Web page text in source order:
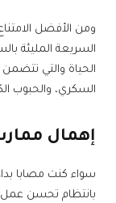
ومن الأفضل
السريعة المليئة
الحياة والتي
السكري، والحبوب
إهمال
سواء كنت مصابا
بانتظام تحسن عمل